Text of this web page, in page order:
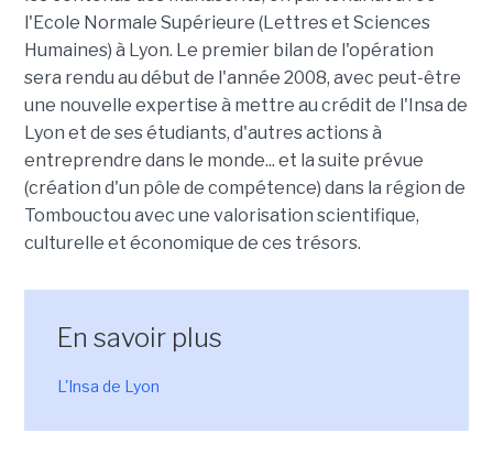
l'Ecole Normale Supérieure (Lettres et Sciences
Humaines) à Lyon. Le premier bilan de l'opération
sera rendu au début de l'année 2008, avec peut-être
une nouvelle expertise à mettre au crédit de l'Insa de
Lyon et de ses étudiants, d'autres actions à
entreprendre dans le monde... et la suite prévue
(création d'un pôle de compétence) dans la région de
Tombouctou avec une valorisation scientifique,
culturelle et économique de ces trésors.
En savoir plus
L'Insa de Lyon